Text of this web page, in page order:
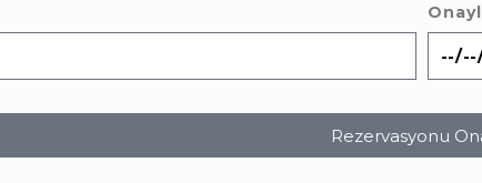
Rezervasyonu